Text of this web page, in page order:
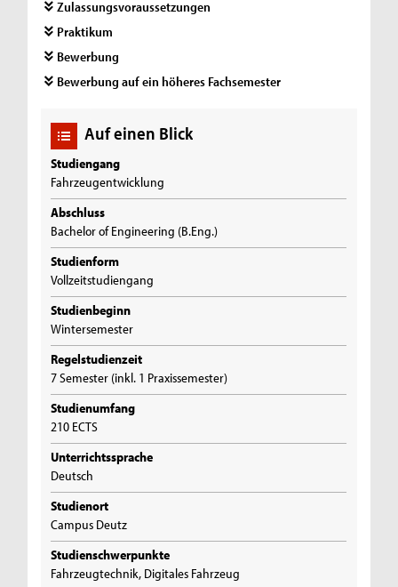
Zulassungsvoraussetzungen
Praktikum
Bewerbung
Bewerbung auf ein höheres Fachsemester
Auf einen Blick
Studiengang
Fahrzeugentwicklung
Abschluss
Bachelor of Engineering (B.Eng.)
Studienform
Vollzeitstudiengang
Studienbeginn
Wintersemester
Regelstudienzeit
7 Semester (inkl. 1 Praxissemester)
Studienumfang
210 ECTS
Unterrichtssprache
Deutsch
Studienort
Campus Deutz
Studienschwerpunkte
Fahrzeugtechnik, Digitales Fahrzeug